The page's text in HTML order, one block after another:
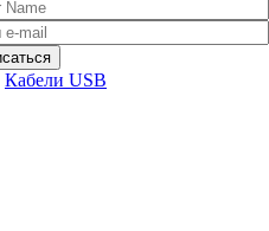
Кабели USB